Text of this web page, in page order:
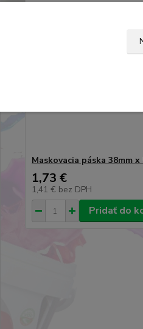
Maskovacia páska 38mm x
1,73 €
1,41 € bez DPH
Pridať do